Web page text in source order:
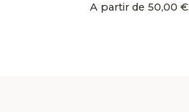
A partir de 50,00 €